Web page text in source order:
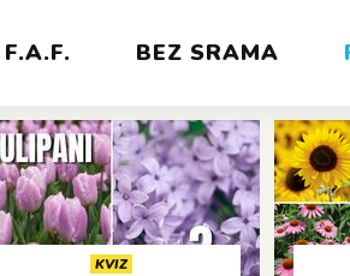
F.A.F. BEZ SRAMA
KVIZ